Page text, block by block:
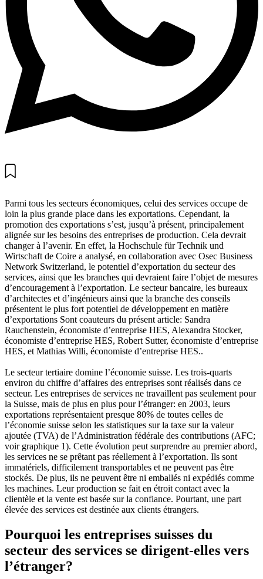
Parmi tous les secteurs économiques, celui des services occupe de
loin la plus grande place dans les exportations. Cependant, la
promotion des exportations s’est, jusqu’à présent, principalement
alignée sur les besoins des entreprises de production. Cela devrait
changer à l’avenir. En effet, la Hochschule für Technik und
Wirtschaft de Coire a analysé, en collaboration avec Osec Business
Network Switzerland, le potentiel d’exportation du secteur des
services, ainsi que les branches qui devraient faire l’objet de mesures
d’encouragement à l’exportation. Le secteur bancaire, les bureaux
d’architectes et d’ingénieurs ainsi que la branche des conseils
présentent le plus fort potentiel de développement en matière
d’exportations Sont coauteurs du présent article: Sandra
Rauchenstein, économiste d’entreprise HES, Alexandra Stocker,
économiste d’entreprise HES, Robert Sutter, économiste d’entreprise
HES, et Mathias Willi, économiste d’entreprise HES..
Le secteur tertiaire domine l’économie suisse. Les trois-quarts
environ du chiffre d’affaires des entreprises sont réalisés dans ce
secteur. Les entreprises de services ne travaillent pas seulement pour
la Suisse, mais de plus en plus pour l’étranger: en 2003, leurs
exportations représentaient presque 80% de toutes celles de
l’économie suisse selon les statistiques sur la taxe sur la valeur
ajoutée (TVA) de l’Administration fédérale des contributions (AFC;
voir graphique 1). Cette évolution peut surprendre au premier abord,
les services ne se prêtant pas réellement à l’exportation. Ils sont
immatériels, difficilement transportables et ne peuvent pas être
stockés. De plus, ils ne peuvent être ni emballés ni expédiés comme
les machines. Leur production se fait en étroit contact avec la
clientèle et la vente est basée sur la confiance. Pourtant, une part
élevée des services est destinée aux clients étrangers.
Pourquoi les entreprises suisses du
secteur des services se dirigent-elles vers
l’étranger?